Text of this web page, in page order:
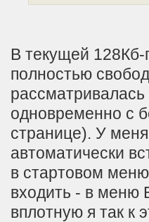
В текущей
полностью
одновременно с
странице). У
автоматически
в стартовом
входить - в меню
вплотную я так к